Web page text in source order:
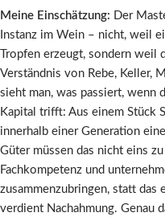
Meine Einschätzung: Der
Instanz im Wein – nicht, weil
Tropfen erzeugt, sondern
Verständnis von Rebe, Keller,
sieht man, was passiert, wenn
Kapital trifft: Aus einem Stück
innerhalb einer Generation
Güter müssen das nicht eins
Fachkompetenz und
zusammenzubringen, statt das
verdient Nachahmung. Genau